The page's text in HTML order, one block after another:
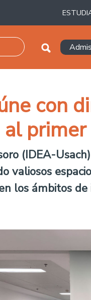
con
(IDEA-
valiosos
los ámbitos